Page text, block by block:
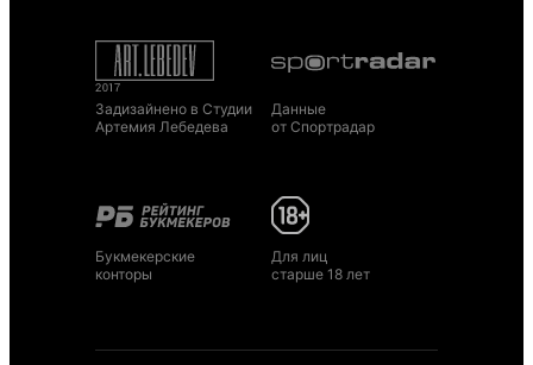
Задизайнено в Студии
Артемия Лебедева
Данные
от Спортрадар
Букмекерские
конторы
Для лиц
старше 18 лет